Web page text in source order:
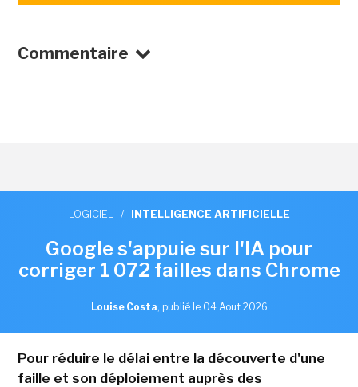
Commentaire
LOGICIEL / INTELLIGENCE ARTIFICIELLE
Google s'appuie sur l'IA pour
corriger 1 072 failles dans Chrome
Louise Costa, publié le 04 Aout 2026
Pour réduire le délai entre la découverte d'une
faille et son déploiement auprès des